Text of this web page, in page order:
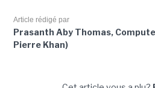
Article rédigé par
Prasanth Aby Thomas,
Pierre Khan)